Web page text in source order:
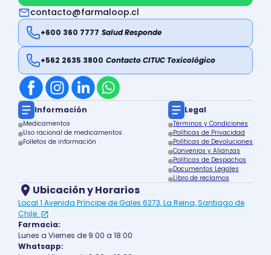
contacto@farmaloop.cl
+600 360 7777 Salud Responde
+562 2635 3800 Contacto CITUC Toxicológico
Información
Medicamentos
Uso racional de medicamentos
Folletos de información
Legal
Términos y Condiciones
Políticas de Privacidad
Políticas de Devoluciones
Convenios y Alianzas
Políticas de Despachos
Documentos Legales
Libro de reclamos
Ubicación y Horarios
Local 1 Avenida Príncipe de Gales 6273, La Reina, Santiago de
Chile.
Farmacia:
Lunes a Viernes de 9:00 a 18:00
Whatsapp: